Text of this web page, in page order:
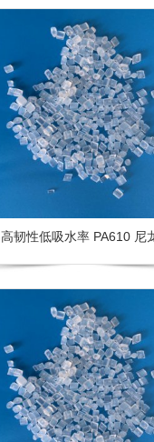
高韧性低吸水率 PA610 尼